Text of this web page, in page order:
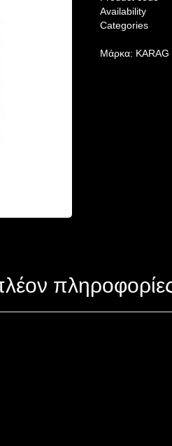
Availability
Categories
Μάρκα: KARAG